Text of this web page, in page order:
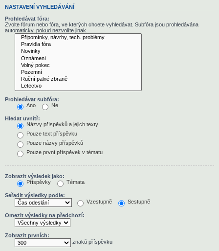
NASTAVENÍ VYHLEDÁVÁNÍ
Prohledávat fóra:
Zvolte fórum nebo fóra, ve kterých chcete vyhledávat. Subfóra jsou prohledávána
automaticky, pokud nezvolíte jinak.
Prohledávat subfóra:
Ano
Ne
Hledat uvnitř:
Názvy příspěvků a jejich texty
Pouze text příspěvku
Pouze názvy příspěvků
Pouze první příspěvek v tématu
Zobrazit výsledek jako:
Příspěvky
Témata
Seřadit výsledky podle:
Vzestupně
Sestupně
Omezit výsledky na předchozí:
Zobrazit prvních:
znaků příspěvku